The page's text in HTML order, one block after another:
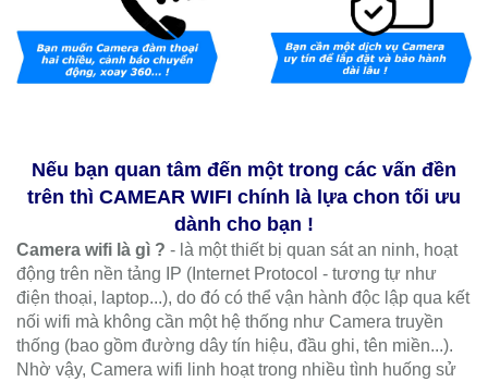
Nếu bạn quan tâm đến một trong các vấn đền
trên thì CAMEAR WIFI chính là lựa chon tối ưu
dành cho bạn !
Camera wifi là gì ? - là một thiết bị quan sát an ninh, hoạt
động trên nền tảng IP (Internet Protocol - tương tự như
điện thoại, laptop...), do đó có thể vận hành độc lập qua kết
nối wifi mà không cần một hệ thống như Camera truyền
thống (bao gồm đường dây tín hiệu, đầu ghi, tên miền...).
Nhờ vậy, Camera wifi linh hoạt trong nhiều tình huống sử